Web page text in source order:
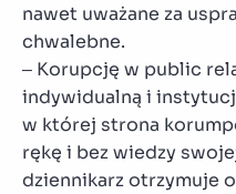
nawet uważane za
chwalebne.
– Korupcję w public
indywidualną i
w której strona
rękę i bez wiedzy
dziennikarz otrzymuje